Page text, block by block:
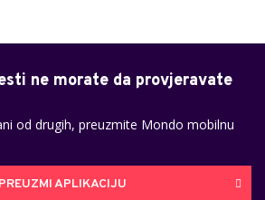
ne morate da provjeravate
od drugih, preuzmite Mondo mobilnu
PREUZMI APLIKACIJU